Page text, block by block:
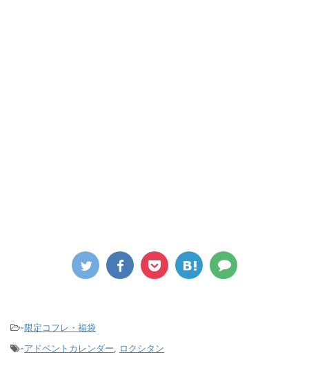
-限定コフレ・福袋
-アドベントカレンダー, ロクシタン